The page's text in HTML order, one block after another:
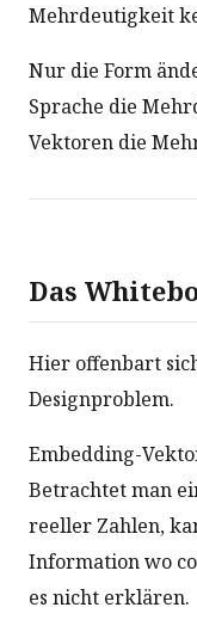
Mehrdeutigkeit
Nur die Form
Sprache die
Vektoren die
Das
Hier offenbart
Designproblem.
Embedding-
Betrachtet man
reeller Zahlen,
Information wo
es nicht erklären.